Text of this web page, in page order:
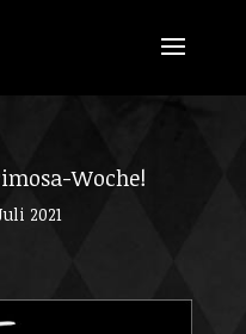
Woche!
2021